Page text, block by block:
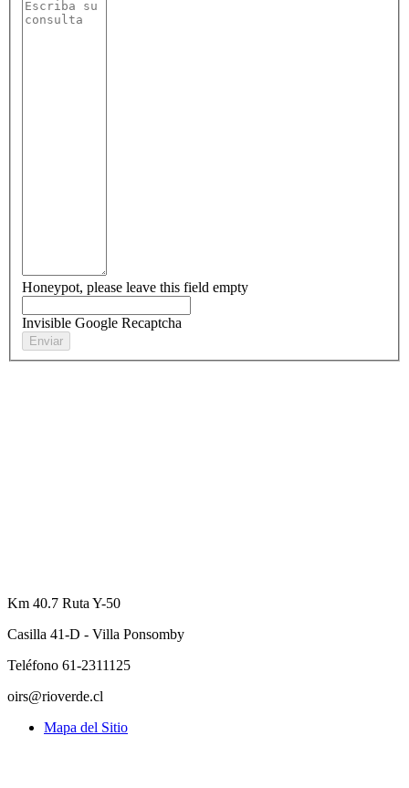
Honeypot, please leave this field empty
Invisible Google Recaptcha
Km 40.7 Ruta Y-50
Casilla 41-D - Villa Ponsomby
Teléfono 61-2311125
oirs@rioverde.cl
Mapa del Sitio